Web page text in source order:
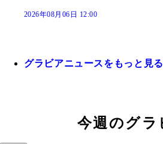
2026年08月06日 12:00
グラビアニュースをもっと見る
今週のグラ